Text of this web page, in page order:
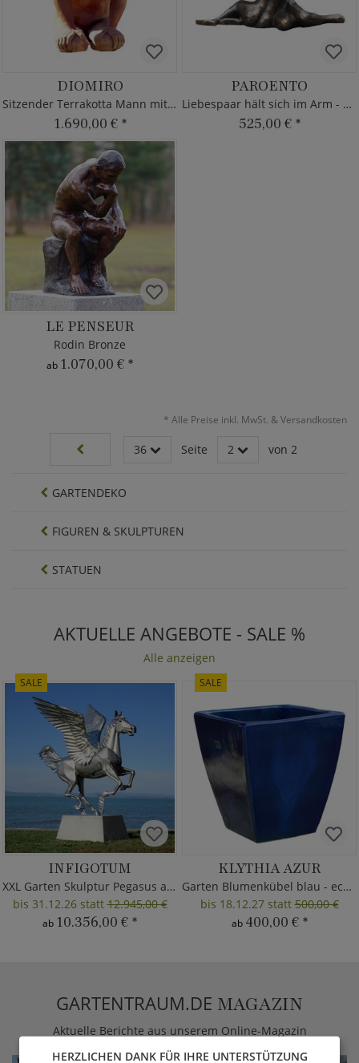
DIOMIRO
Sitzender Terrakotta Mann mit Hörnern
1.690,00 € *
PAROENTO
Liebespaar hält sich im Arm - Bronze
525,00 € *
LE PENSEUR
Rodin Bronze
ab 1.070,00 € *
* Alle Preise inkl. MwSt. & Versandkosten
36 Seite 2 von 2
GARTENDEKO
FIGUREN & SKULPTUREN
STATUEN
AKTUELLE ANGEBOTE - SALE %
Alle anzeigen
SALE
INFIGOTUM
XXL Garten Skulptur Pegasus aus Metall
bis 31.12.26 statt12.945,00 €
ab 10.356,00 € *
SALE
KLYTHIA AZUR
Garten Blumenkübel blau - eckig
bis 18.12.27 statt500,00 €
ab 400,00 € *
GARTENTRAUM.DE MAGAZIN
Aktuelle Berichte aus unserem Online-Magazin
HERZLICHEN DANK FÜR IHRE UNTERSTÜTZUNG